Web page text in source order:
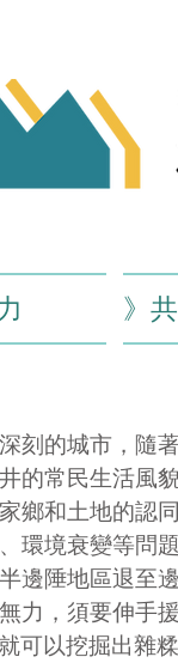
》
的城市，隨著
的常民生活風
鄉和土地的認
環境衰變等問
邊陲地區退至
力，須要伸手
可以挖掘出雜